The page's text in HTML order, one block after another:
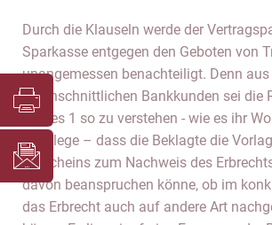
Durch die Klauseln werde der
Sparkasse entgegen den Geboten von
unangemessen benachteiligt. Denn
durchschnittlichen Bankkunden sei die
Satzes 1 so zu verstehen - wie es ihr
nahelege – dass die Beklagte die
Erbscheins zum Nachweis des
davon beanspruchen könne, ob im
das Erbrecht auch auf andere Art